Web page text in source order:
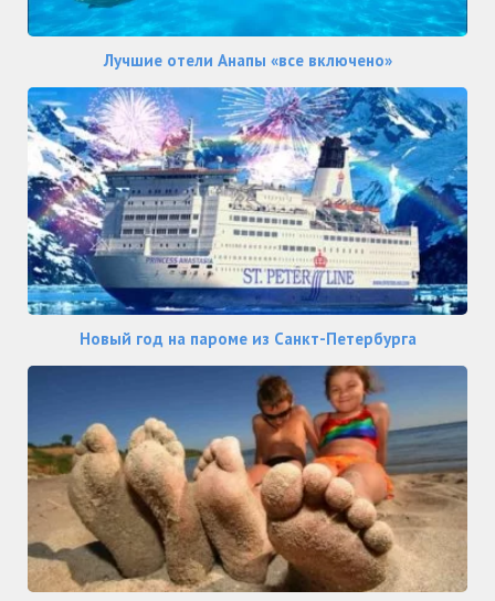
Лучшие отели Анапы «все включено»
Новый год на пароме из Санкт-Петербурга